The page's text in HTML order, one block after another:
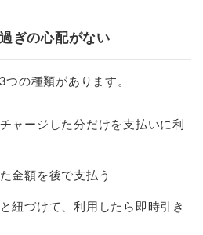
ぎの心配がない
の種類があります。
ャージした分だけを支払いに利
金額を後で支払う
紐づけて、利用したら即時引き